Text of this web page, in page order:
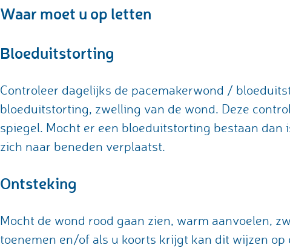
Waar moet u op letten
Bloeduitstorting
Controleer dagelijks de pacemakerwond /
bloeduitstorting, zwelling van de wond. Deze
spiegel. Mocht er een bloeduitstorting bestaan
zich naar beneden verplaatst.
Ontsteking
Mocht de wond rood gaan zien, warm aanvoelen,
toenemen en/of als u koorts krijgt kan dit wijzen op